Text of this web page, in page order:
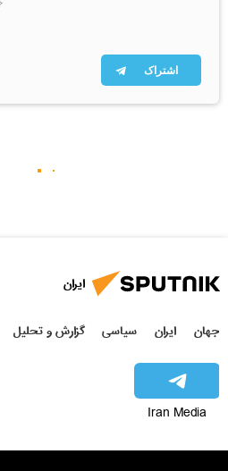
اشتراک
ایران
جهان ایران سیاسی گزارش و تحلیل
Iran Media